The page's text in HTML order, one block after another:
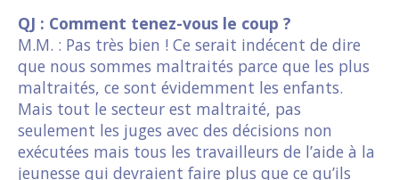
QJ : Comment tenez-vous le coup ?
M.M. : Pas très bien ! Ce serait indécent de dire
que nous sommes maltraités parce que les plus
maltraités, ce sont évidemment les enfants.
Mais tout le secteur est maltraité, pas
seulement les juges avec des décisions non
exécutées mais tous les travailleurs de l’aide à la
jeunesse qui devraient faire plus que ce qu’ils